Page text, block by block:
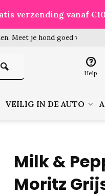
verzending vanaf
Meet je hond goed voor je
Help
VEILIG IN DE AUTO
Milk &
Moritz